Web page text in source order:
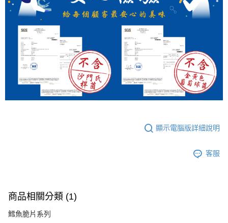
顯示電腦版詳細說明
客服
商品相關分類 (1)
鱈魚脆片系列